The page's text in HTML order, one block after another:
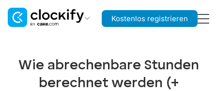
Projekt- und Aufgabenmanagement
Kostenlos registrieren
Wie abrechenbare Stunden
berechnet werden (+